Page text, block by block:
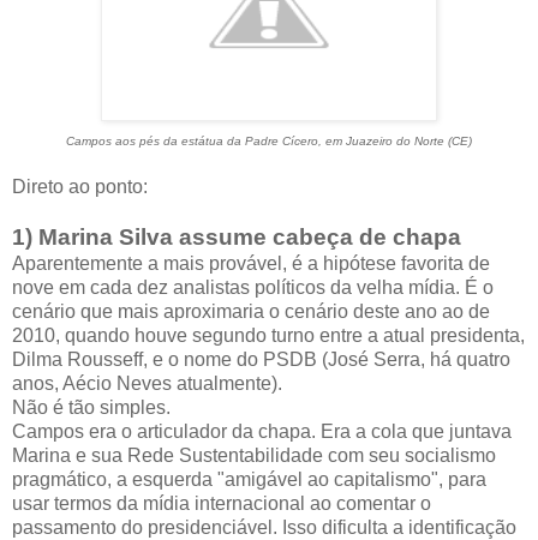
Campos aos pés da estátua da Padre Cícero, em Juazeiro do Norte (CE)
Direto ao ponto:
1) Marina Silva assume cabeça de chapa
Aparentemente a mais provável, é a hipótese favorita de
nove em cada dez analistas políticos da velha mídia. É o
cenário que mais aproximaria o cenário deste ano ao de
2010, quando houve segundo turno entre a atual presidenta,
Dilma Rousseff, e o nome do PSDB (José Serra, há quatro
anos, Aécio Neves atualmente).
Não é tão simples.
Campos era o articulador da chapa. Era a cola que juntava
Marina e sua Rede Sustentabilidade com seu socialismo
pragmático, a esquerda "amigável ao capitalismo", para
usar termos da mídia internacional ao comentar o
passamento do presidenciável. Isso dificulta a identificação